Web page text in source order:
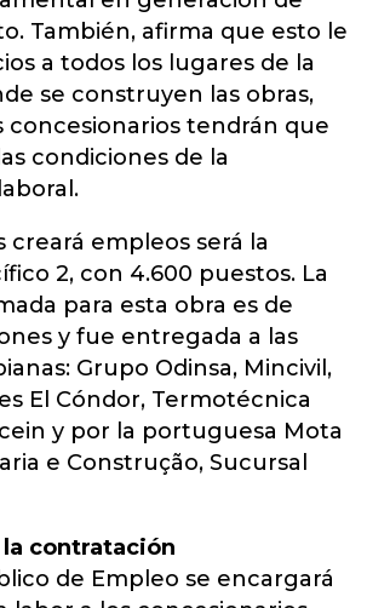
También, afirma que esto le
a todos los lugares de la
se construyen las obras,
concesionarios tendrán que
condiciones de la
creará empleos será la
2, con 4.600 puestos. La
para esta obra es de
y fue entregada a las
Grupo Odinsa, Mincivil,
El Cóndor, Termotécnica
y por la portuguesa Mota
e Construção, Sucursal
contratación
de Empleo se encargará